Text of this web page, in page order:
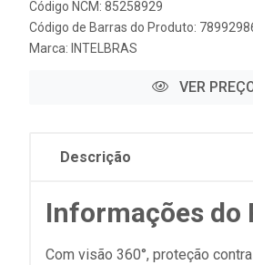
Código NCM: 85258929
Código de Barras do Produto:
Marca: INTELBRAS
VER
Descrição
Informações do
Com visão 360°, proteção